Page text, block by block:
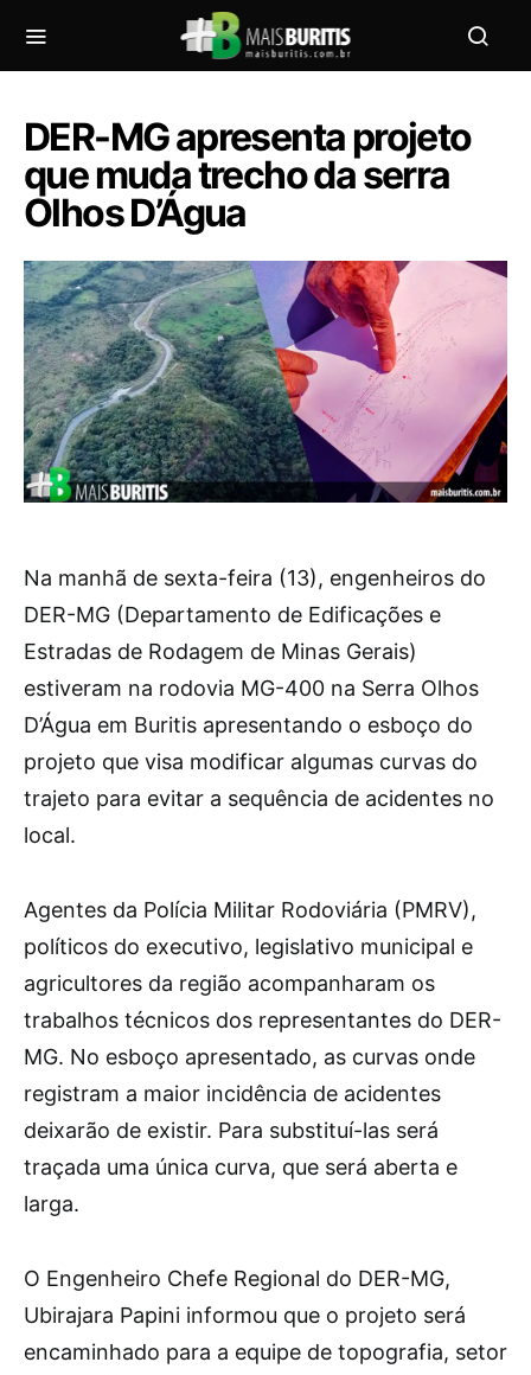
DER-MG apresenta projeto
que muda trecho da serra
Olhos D’Água
Na manhã de sexta-feira (13), engenheiros do
DER-MG (Departamento de Edificações e
Estradas de Rodagem de Minas Gerais)
estiveram na rodovia MG-400 na Serra Olhos
D’Água em Buritis apresentando o esboço do
projeto que visa modificar algumas curvas do
trajeto para evitar a sequência de acidentes no
local.
Agentes da Polícia Militar Rodoviária (PMRV),
políticos do executivo, legislativo municipal e
agricultores da região acompanharam os
trabalhos técnicos dos representantes do DER-
MG. No esboço apresentado, as curvas onde
registram a maior incidência de acidentes
deixarão de existir. Para substituí-las será
traçada uma única curva, que será aberta e
larga.
O Engenheiro Chefe Regional do DER-MG,
Ubirajara Papini informou que o projeto será
encaminhado para a equipe de topografia, setor